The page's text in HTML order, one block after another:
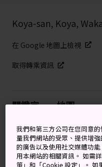
Koya-san, Koya,
在 Google 地圖上檢視
取得轉乘資訊
關鍵字 地圖
在 1,200 年
感悟洗禮
我們和第三方公司在您同意
量我們網站的受眾、提供增
的廣告以及使用社交媒體功
用本網站的相關資訊。 如需
策」和「Cookie 設定」。